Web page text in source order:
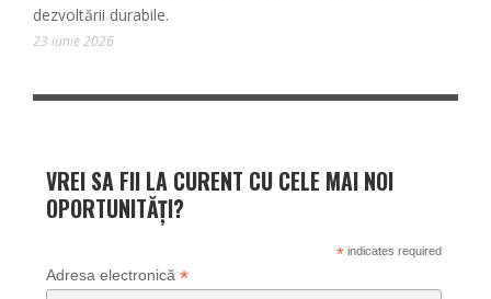
dezvoltării durabile.
23 iunie 2026
VREI SA FII LA CURENT CU CELE MAI NOI
OPORTUNITĂȚI?
*indicates required
Adresa electronică *